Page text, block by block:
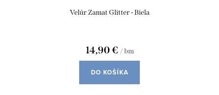
Velúr Zamat Glitter - Biela
14,90 € / bm
DO KOŠÍKA